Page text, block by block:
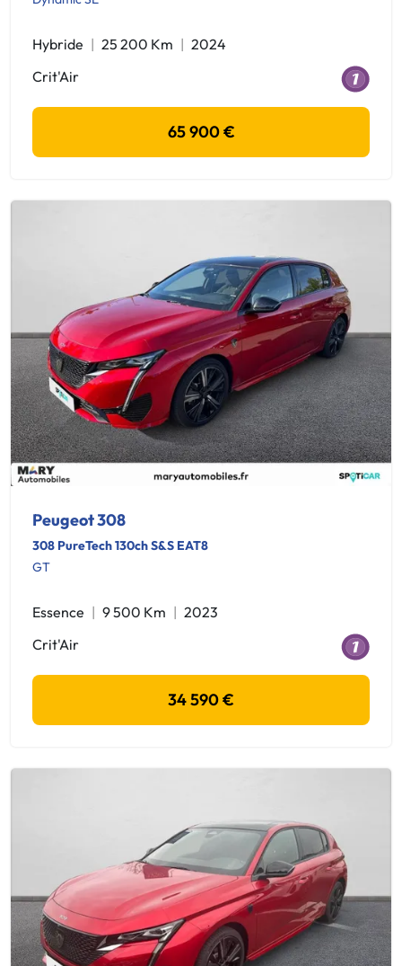
Hybride 25 200 Km
2024
Crit'Air
65 900 €
Peugeot 308
308 PureTech 130ch S&S EAT8
GT
Essence 9 500 Km
2023
Crit'Air
34 590 €